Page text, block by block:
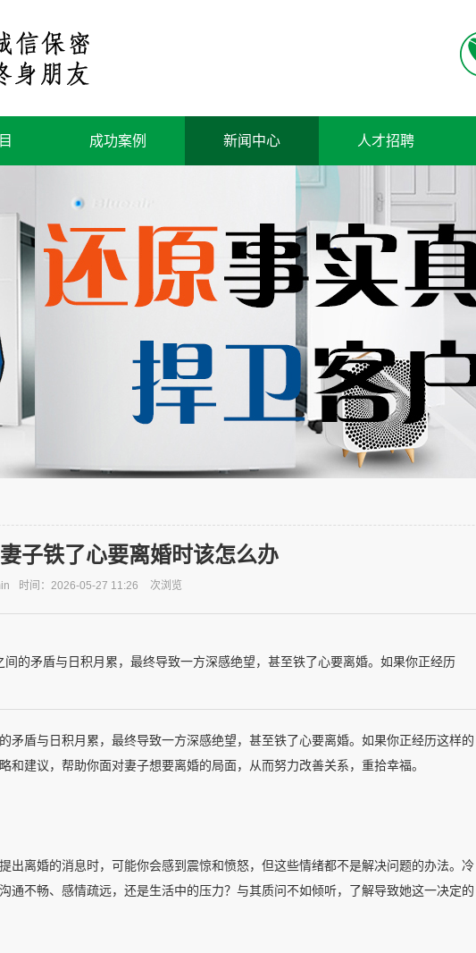
成功案例 新闻中心 人才招聘
子铁了心要离婚时该怎么办
时间：2026-05-27 11:26 次浏览
的矛盾与日积月累，最终导致一方深感绝望，甚至铁了心要离婚。如果你正经历
矛盾与日积月累，最终导致一方深感绝望，甚至铁了心要离婚。如果你正经历这样的
建议，帮助你面对妻子想要离婚的局面，从而努力改善关系，重拾幸福。
出离婚的消息时，可能你会感到震惊和愤怒，但这些情绪都不是解决问题的办法。冷
通不畅、感情疏远，还是生活中的压力？与其质问不如倾听，了解导致她这一决定的